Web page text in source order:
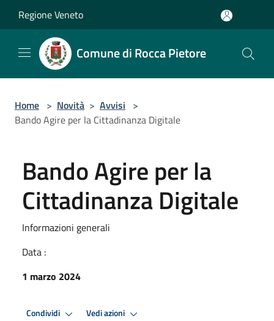
Regione Veneto
Comune di Rocca Pietore
Home > Novità > Avvisi >
Bando Agire per la Cittadinanza Digitale
Bando Agire per la
Cittadinanza Digitale
Informazioni generali
Data :
1 marzo 2024
Condividi Vedi azioni